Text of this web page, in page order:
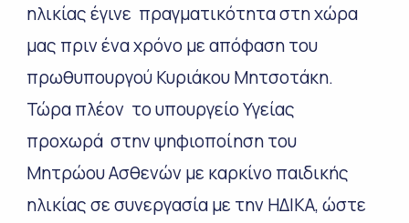
ηλικίας έγινε πραγματικότητα στη χώρα
μας πριν ένα χρόνο με απόφαση του
πρωθυπουργού Κυριάκου Μητσοτάκη.
Τώρα πλέον το υπουργείο Υγείας
προχωρά στην ψηφιοποίηση του
Μητρώου Ασθενών με καρκίνο παιδικής
ηλικίας σε συνεργασία με την ΗΔΙΚΑ, ώστε